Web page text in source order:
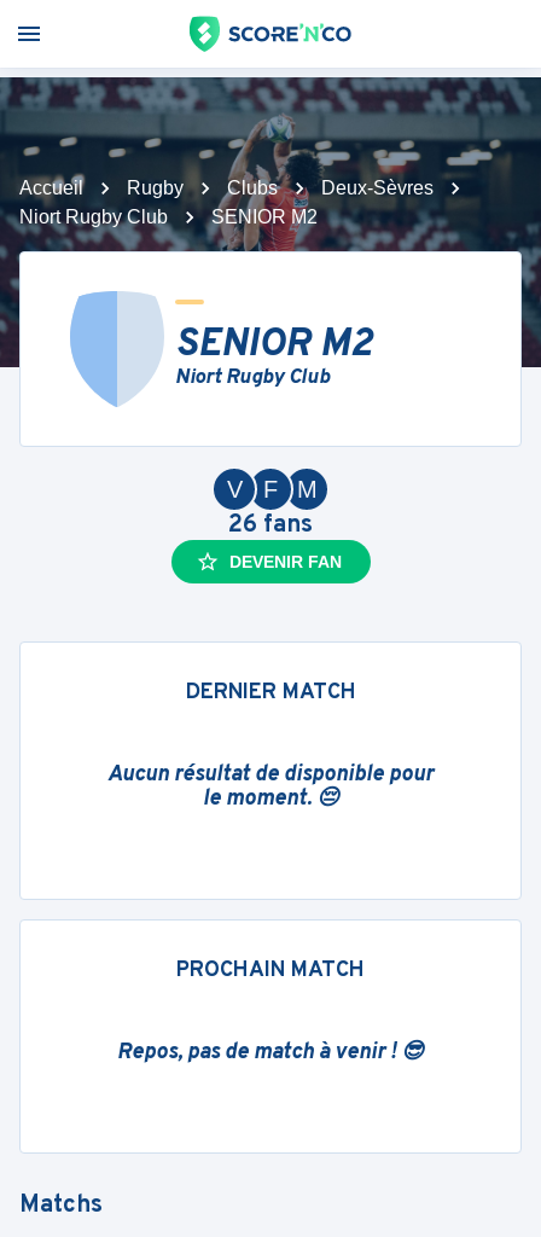
Accueil Rugby Clubs
Deux-Sèvres
Niort Rugby Club
SENIOR M2
SENIOR M2
Niort Rugby Club
M
F
V
26 fans
DEVENIR FAN
DERNIER MATCH
Aucun résultat de disponible pour
le moment. 😔
PROCHAIN MATCH
Repos, pas de match à venir ! 😎
Matchs